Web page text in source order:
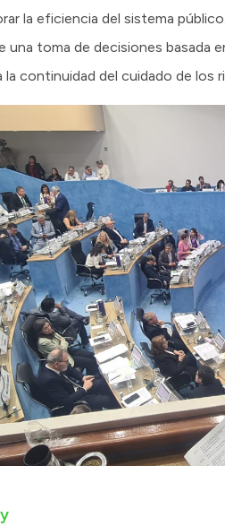
la eficiencia del sistema
una toma de decisiones basada
continuidad del cuidado de los